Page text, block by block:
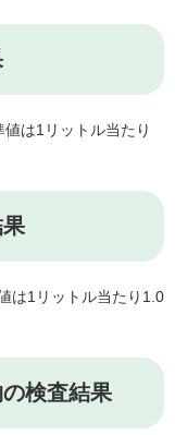
は1リットル当たり
は1リットル当たり1.0
検査結果